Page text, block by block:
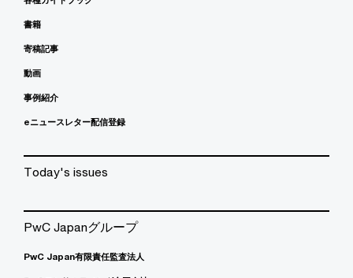
書籍
寄稿記事
動画
事例紹介
eニュースレター配信登録
Today's issues
PwC Japanグループ
PwC Japan有限責任監査法人